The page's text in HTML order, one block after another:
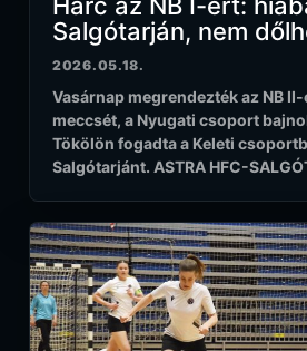
Salgótarján, nem
2026.05.18.
Vasárnap megrendezték az NB
meccsét, a Nyugati csoport
Tökölön fogadta a Keleti
Salgótarjánt. ASTRA HFC-